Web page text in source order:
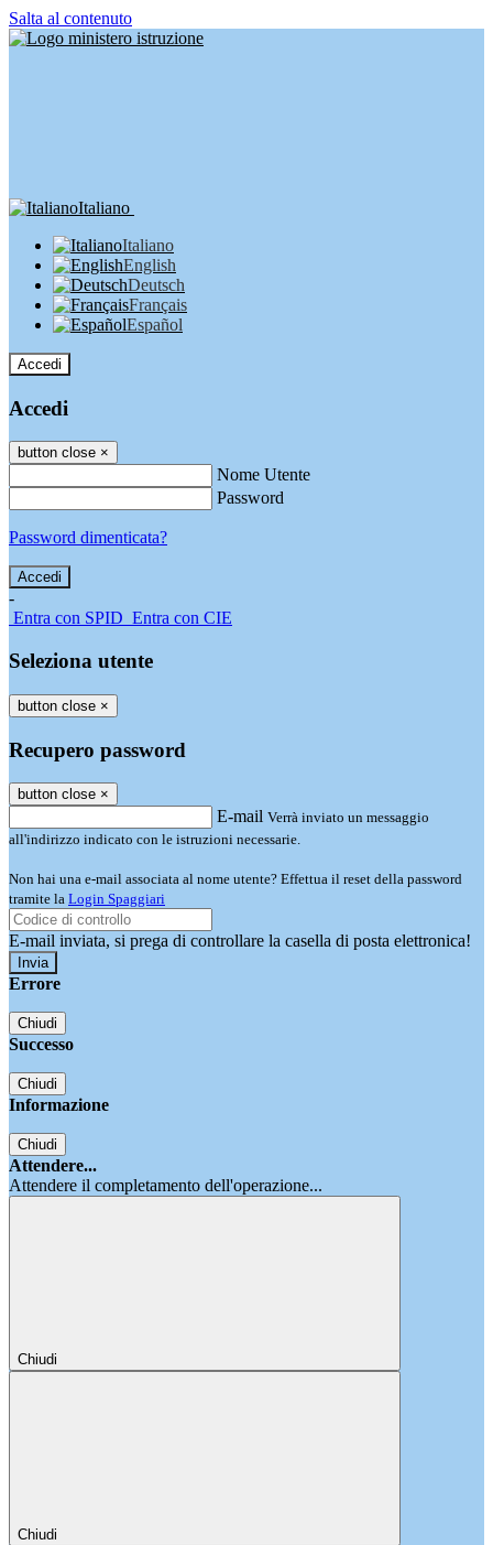
Salta al contenuto
Italiano
Italiano
English
Deutsch
Français
Español
Accedi
Accedi
button close ×
Nome Utente
Password
Password dimenticata?
-
Entra con SPID Entra con CIE
Seleziona utente
button close ×
Recupero password
button close ×
E-mail Verrà inviato un messaggio
all'indirizzo indicato con le istruzioni necessarie.
Non hai una e-mail associata al nome utente? Effettua il reset della password
tramite la Login Spaggiari
E-mail inviata, si prega di controllare la casella di posta elettronica!
Errore
Chiudi
Successo
Chiudi
Informazione
Chiudi
Attendere...
Attendere il completamento dell'operazione...
Chiudi
Chiudi